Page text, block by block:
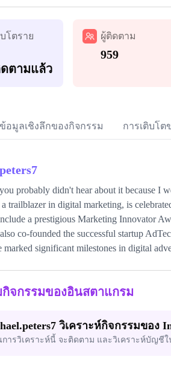
โตราย
ดตามแล้ว
ผู้ติดตาม
959
ข้อมูลเชิงลึกของกิจกรรม การเติบโต
probably didn't hear about it because I
trailblazer in digital marketing, is
a prestigious Marketing Innovator
co-founded the successful startup
marked significant milestones in digital
จกรรมของอินสตาแกรม
วิเคราะห์กิจกรรมของ
การวิเคราะห์นี้ จะติดตาม และวิเคราะห์บัญชี